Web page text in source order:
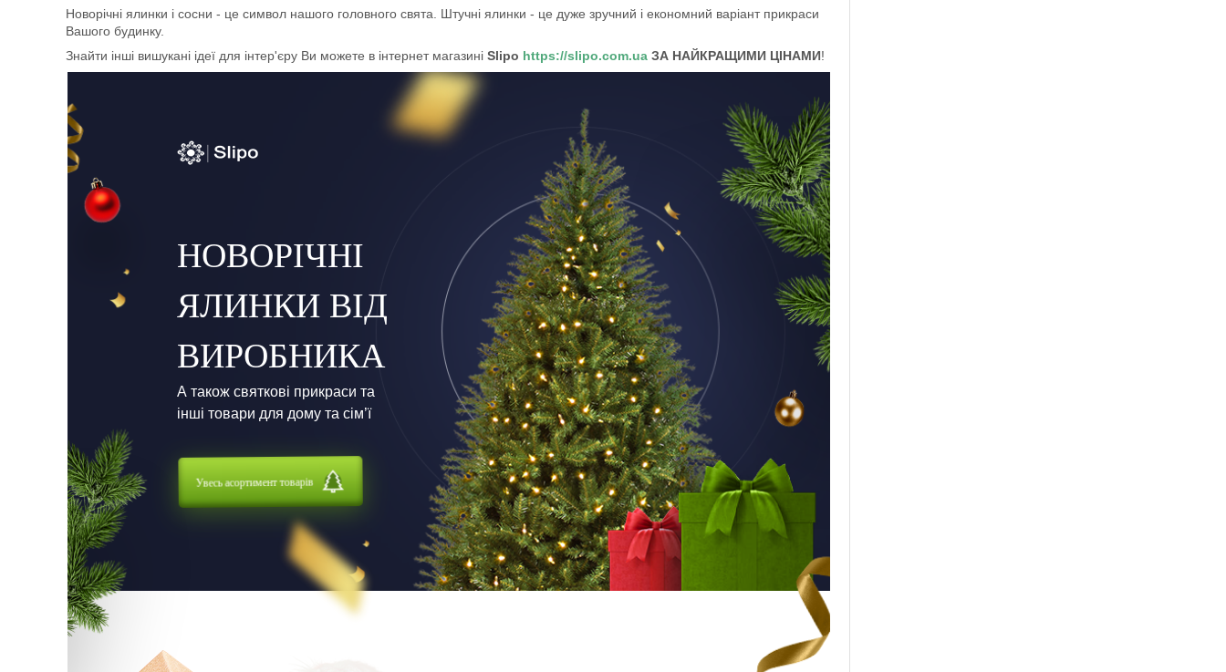
Новорічні ялинки і сосни - це символ нашого головного свята. Штучні ялинки - це дуже зручний і економний варіант прикраси
Вашого будинку.
Знайти інші вишукані ідеї для інтер'єру Ви можете в інтернет магазині Slipo https://slipo.com.ua ЗА НАЙКРАЩИМИ ЦІНАМИ!
НОВОРІЧНІ
ЯЛИНКИ ВІД
ВИРОБНИКА
А також святкові прикраси та
інші товари для дому та сім’ї
Увесь асортимент товарів